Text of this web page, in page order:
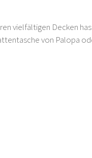
vielfältigen Decken
von Palopa